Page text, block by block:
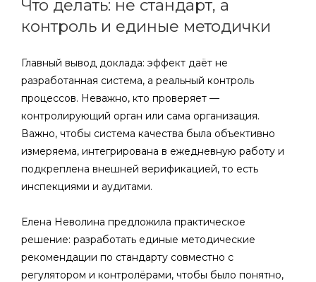
Что делать: не стандарт, а
контроль и единые методички
Главный вывод доклада: эффект даёт не
разработанная система, а реальный контроль
процессов. Неважно, кто проверяет —
контролирующий орган или сама организация.
Важно, чтобы система качества была объективно
измеряема, интегрирована в ежедневную работу и
подкреплена внешней верификацией, то есть
инспекциями и аудитами.
Елена Неволина предложила практическое
решение: разработать единые методические
рекомендации по стандарту совместно с
регулятором и контролёрами, чтобы было понятно,